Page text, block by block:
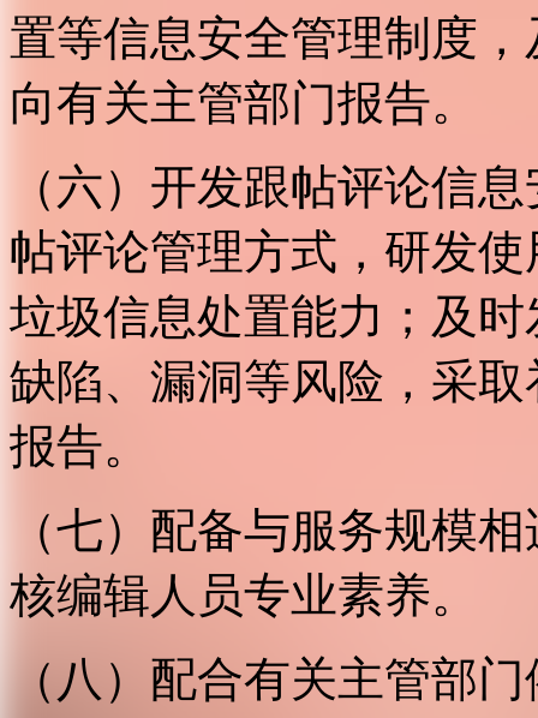
置等信息安全管理制度
向有关主管部门报告。
（六）开发跟帖评论信
帖评论管理方式，研发
垃圾信息处置能力；及
缺陷、漏洞等风险，采
报告。
（七）配备与服务规模
核编辑人员专业素养。
（八）配合有关主管部